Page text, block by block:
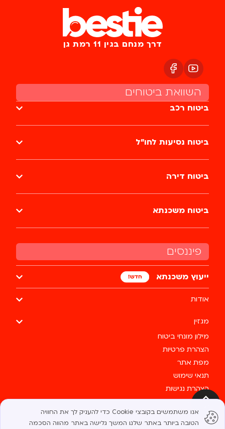
אנו משתמשים בקובצי Cookie כדי להעניק לך את החוויה
הטובה ביותר באתר שלנו. המשך גלישה באתר מהווה הסכמה
פיננסים
ייעוץ משכנתא
אודות
מגזין
מילון מונחי ביטוח
הצהרת פרטיות
מפת אתר
תנאי שימוש
הצהרת נגישות
צרו קשר
דרך מנחם בגין 11 רמת גן
השוואת ביטוחים
ביטוח רכב
ביטוח נסיעות לחו״ל
ביטוח דירה
ביטוח משכנתא
כל הזכויות שמורות לבסטי @ 2025